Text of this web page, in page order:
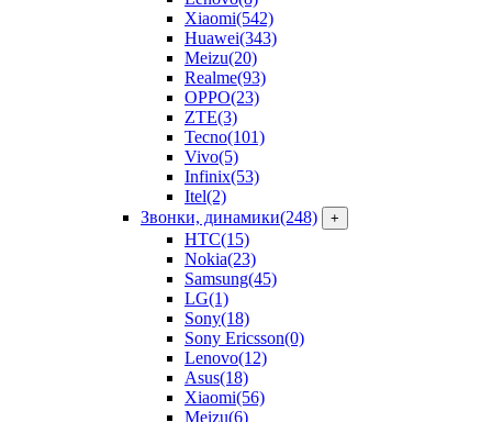
Xiaomi(542)
Huawei(343)
Meizu(20)
Realme(93)
OPPO(23)
ZTE(3)
Tecno(101)
Vivo(5)
Infinix(53)
Itel(2)
Звонки, динамики(248) +
HTC(15)
Nokia(23)
Samsung(45)
LG(1)
Sony(18)
Sony Ericsson(0)
Lenovo(12)
Asus(18)
Xiaomi(56)
Meizu(6)